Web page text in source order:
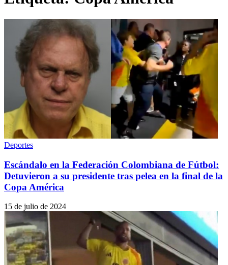
Deportes
Escándalo en la Federación Colombiana de Fútbol:
Detuvieron a su presidente tras pelea en la final de la
Copa América
15 de julio de 2024